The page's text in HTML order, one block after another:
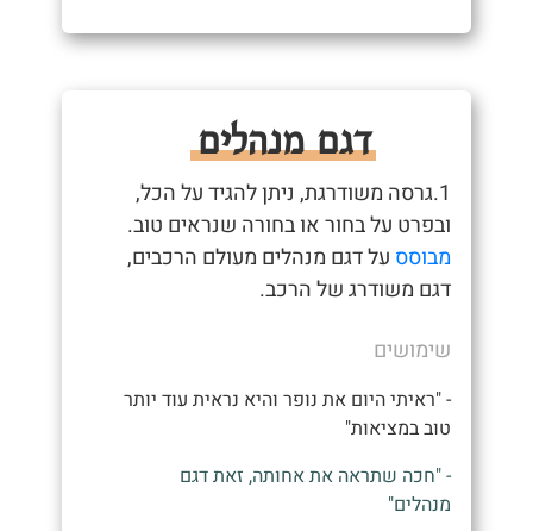
דגם מנהלים
1.גרסה משודרגת, ניתן להגיד על הכל,
ובפרט על בחור או בחורה שנראים טוב.
מבוסס על דגם מנהלים מעולם הרכבים,
דגם משודרג של הרכב.
שימושים
- "ראיתי היום את נופר והיא נראית עוד יותר
טוב במציאות"
- "חכה שתראה את אחותה, זאת דגם
מנהלים"